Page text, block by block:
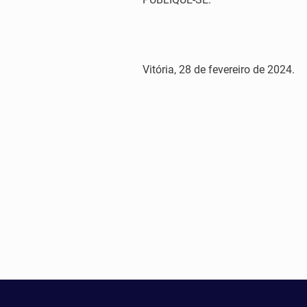
Vitória, 28 de fevereiro de 2024.